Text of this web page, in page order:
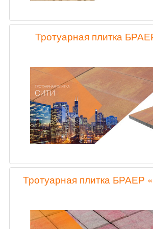
Тротуарная плитка
Тротуарная плитка